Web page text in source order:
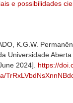
e possibilidades
K.G.W.
Universidade
2024]. https://